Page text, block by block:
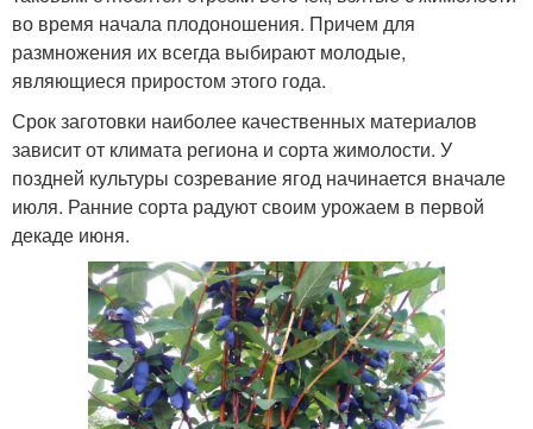
во время начала плодоношения. Причем для
размножения их всегда выбирают молодые,
являющиеся приростом этого года.
Срок заготовки наиболее качественных материалов
зависит от климата региона и сорта жимолости. У
поздней культуры созревание ягод начинается вначале
июля. Ранние сорта радуют своим урожаем в первой
декаде июня.